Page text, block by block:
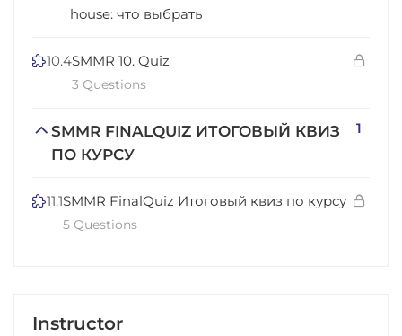
house: что выбрать
10.4SMMR 10. Quiz
3 Questions
SMMR FINALQUIZ ИТОГОВЫЙ КВИЗ
ПО КУРСУ
1
11.1SMMR FinalQuiz Итоговый квиз по курсу
5 Questions
Instructor